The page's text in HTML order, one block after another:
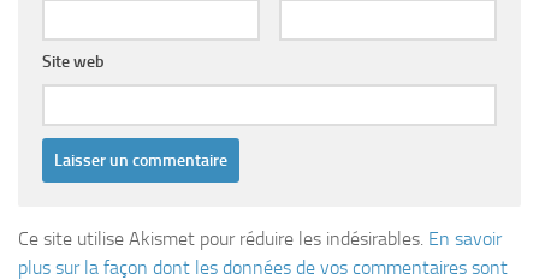
Site web
Ce site utilise Akismet pour réduire les indésirables. En savoir
plus sur la façon dont les données de vos commentaires sont